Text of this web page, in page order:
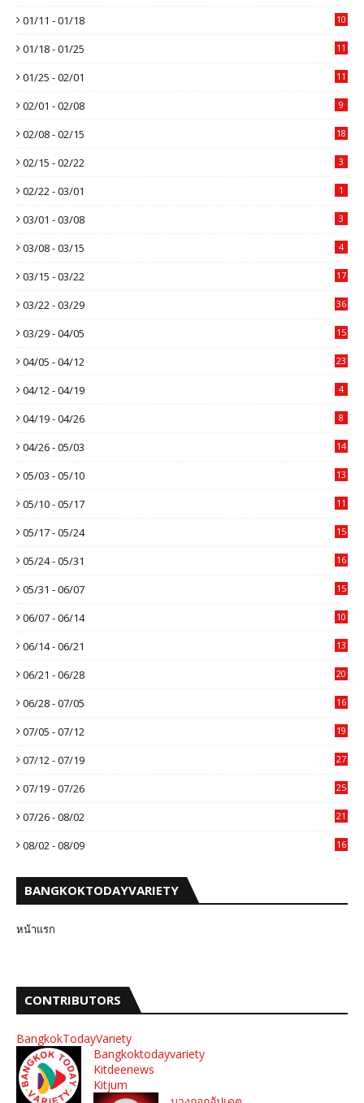
01/11 - 01/18 10
01/18 - 01/25 11
01/25 - 02/01 11
02/01 - 02/08 9
02/08 - 02/15 18
02/15 - 02/22 3
02/22 - 03/01 1
03/01 - 03/08 3
03/08 - 03/15 4
03/15 - 03/22 17
03/22 - 03/29 36
03/29 - 04/05 15
04/05 - 04/12 23
04/12 - 04/19 4
04/19 - 04/26 8
04/26 - 05/03 14
05/03 - 05/10 13
05/10 - 05/17 11
05/17 - 05/24 15
05/24 - 05/31 16
05/31 - 06/07 15
06/07 - 06/14 10
06/14 - 06/21 13
06/21 - 06/28 20
06/28 - 07/05 16
07/05 - 07/12 19
07/12 - 07/19 27
07/19 - 07/26 25
07/26 - 08/02 21
08/02 - 08/09 16
BANGKOKTODAYVARIETY
หน้าแรก
CONTRIBUTORS
BangkokTodayVariety
Bangkoktodayvariety
Kitdeenews
Kitjum